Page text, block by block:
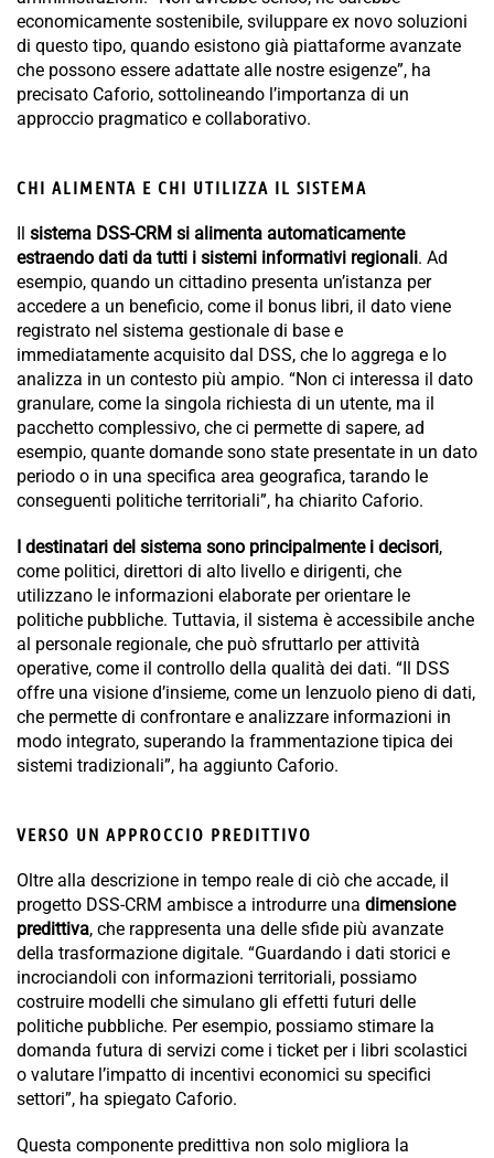
economicamente sostenibile, sviluppare ex novo soluzioni
di questo tipo, quando esistono già piattaforme avanzate
che possono essere adattate alle nostre esigenze”, ha
precisato Caforio, sottolineando l’importanza di un
approccio pragmatico e collaborativo.
CHI ALIMENTA E CHI UTILIZZA IL SISTEMA
Il sistema DSS-CRM si alimenta automaticamente
estraendo dati da tutti i sistemi informativi regionali. Ad
esempio, quando un cittadino presenta un’istanza per
accedere a un beneficio, come il bonus libri, il dato viene
registrato nel sistema gestionale di base e
immediatamente acquisito dal DSS, che lo aggrega e lo
analizza in un contesto più ampio. “Non ci interessa il dato
granulare, come la singola richiesta di un utente, ma il
pacchetto complessivo, che ci permette di sapere, ad
esempio, quante domande sono state presentate in un dato
periodo o in una specifica area geografica, tarando le
conseguenti politiche territoriali”, ha chiarito Caforio.
I destinatari del sistema sono principalmente i decisori,
come politici, direttori di alto livello e dirigenti, che
utilizzano le informazioni elaborate per orientare le
politiche pubbliche. Tuttavia, il sistema è accessibile anche
al personale regionale, che può sfruttarlo per attività
operative, come il controllo della qualità dei dati. “Il DSS
offre una visione d’insieme, come un lenzuolo pieno di dati,
che permette di confrontare e analizzare informazioni in
modo integrato, superando la frammentazione tipica dei
sistemi tradizionali”, ha aggiunto Caforio.
VERSO UN APPROCCIO PREDITTIVO
Oltre alla descrizione in tempo reale di ciò che accade, il
progetto DSS-CRM ambisce a introdurre una dimensione
predittiva, che rappresenta una delle sfide più avanzate
della trasformazione digitale. “Guardando i dati storici e
incrociandoli con informazioni territoriali, possiamo
costruire modelli che simulano gli effetti futuri delle
politiche pubbliche. Per esempio, possiamo stimare la
domanda futura di servizi come i ticket per i libri scolastici
o valutare l’impatto di incentivi economici su specifici
settori”, ha spiegato Caforio.
Questa componente predittiva non solo migliora la